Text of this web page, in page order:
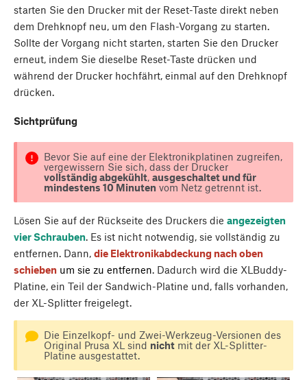
starten Sie den Drucker mit der Reset-Taste direkt neben
dem Drehknopf neu, um den Flash-Vorgang zu starten.
Sollte der Vorgang nicht starten, starten Sie den Drucker
erneut, indem Sie dieselbe Reset-Taste drücken und
während der Drucker hochfährt, einmal auf den Drehknopf
drücken.
Sichtprüfung
Bevor Sie auf eine der Elektronikplatinen zugreifen,
vergewissern Sie sich, dass der Drucker
vollständig abgekühlt, ausgeschaltet und für
mindestens 10 Minuten vom Netz getrennt ist.
Lösen Sie auf der Rückseite des Druckers die angezeigten
vier Schrauben. Es ist nicht notwendig, sie vollständig zu
entfernen. Dann, die Elektronikabdeckung nach oben
schieben um sie zu entfernen. Dadurch wird die XLBuddy-
Platine, ein Teil der Sandwich-Platine und, falls vorhanden,
der XL-Splitter freigelegt.
Die Einzelkopf- und Zwei-Werkzeug-Versionen des
Original Prusa XL sind nichtmit der XL-Splitter-
Platine ausgestattet.